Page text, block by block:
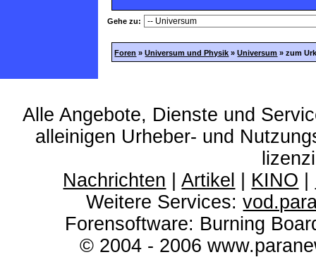
Gehe zu:
Foren »Universum und Physik »Universum » zum
Alle Angebote, Dienste und
alleinigen Urheber- und
Nachrichten |Artikel KINO
Weitere Services:
Forensoftware: Burning
© 2004 - 2006